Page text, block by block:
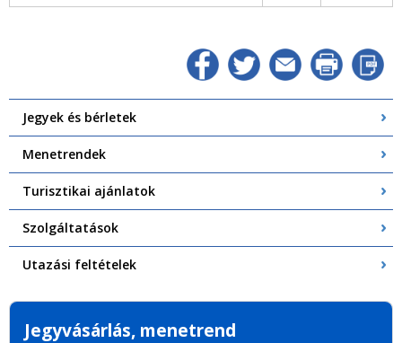
Jegyek és bérletek
Menetrendek
Turisztikai ajánlatok
Szolgáltatások
Utazási feltételek
Jegyvásárlás, menetrend